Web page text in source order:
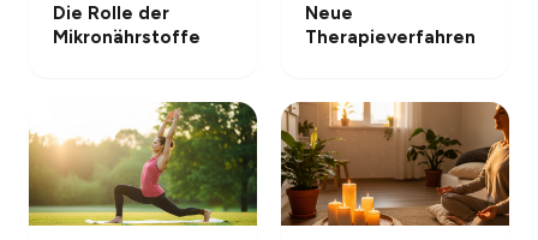
Die Rolle der
Mikronährstoffe
Neue
Therapieverfahren